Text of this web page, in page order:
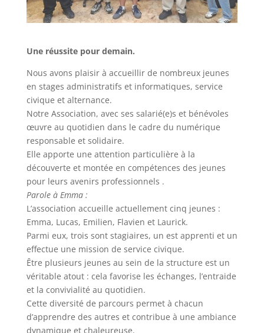
Une réussite pour demain.
Nous avons plaisir à accueillir de nombreux jeunes
en stages administratifs et informatiques, service
civique et alternance.
Notre Association, avec ses salarié(e)s et bénévoles
œuvre au quotidien dans le cadre du numérique
responsable et solidaire.
Elle apporte une attention particulière à la
découverte et montée en compétences des jeunes
pour leurs avenirs professionnels .
Parole à Emma :
L’association accueille actuellement cinq jeunes :
Emma, Lucas, Emilien, Flavien et Laurick.
Parmi eux, trois sont stagiaires, un est apprenti et un
effectue une mission de service civique.
Être plusieurs jeunes au sein de la structure est un
véritable atout : cela favorise les échanges, l’entraide
et la convivialité au quotidien.
Cette diversité de parcours permet à chacun
d’apprendre des autres et contribue à une ambiance
dynamique et chaleureuse.